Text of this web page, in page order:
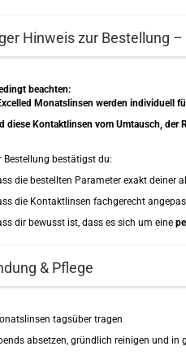
Hinweis zur Bestellung
beachten:
Monatslinsen werden individuell
diese Kontaktlinsen vom Umtausch,
Bestellung bestätigst du:
die bestellten Parameter exakt deiner
die Kontaktlinsen fachgerecht
dir bewusst ist, dass es sich um eine
& Pflege
tagsüber tragen
absetzen, gründlich reinigen und in